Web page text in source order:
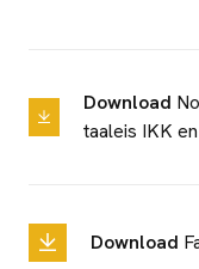
Download
taaleis IKK
Download